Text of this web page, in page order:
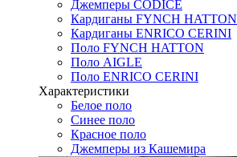
Джемперы CODICE
Кардиганы FYNCH HATTON
Кардиганы ENRICO CERINI
Поло FYNCH HATTON
Поло AIGLE
Поло ENRICO CERINI
Характеристики
Белое поло
Синее поло
Красное поло
Джемперы из Кашемира